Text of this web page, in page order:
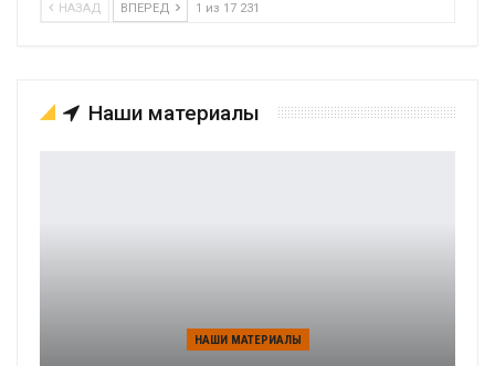
НАЗАД ВПЕРЕД 1 из 17 231
Наши материалы
НАШИ МАТЕРИАЛЫ